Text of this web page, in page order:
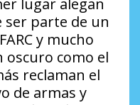
lugar alegan
ser parte de un
y mucho
como el
reclaman el
de armas y